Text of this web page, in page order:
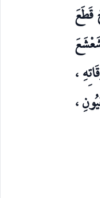
قَطَعَ
،
،